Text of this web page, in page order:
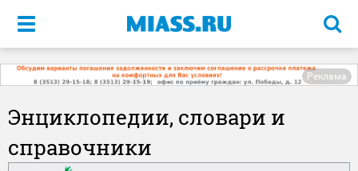
Меню
Реклама
Энциклопедии, словари и
справочники